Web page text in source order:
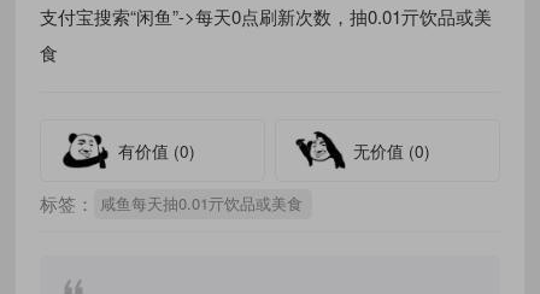
支付宝搜索“闲鱼”->每天0点刷新次数，抽0.01亓饮品或美
食
有价值 (0) 无价值 (0)
标签： 咸鱼每天抽0.01亓饮品或美食